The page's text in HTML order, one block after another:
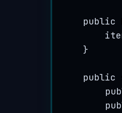
public
}
public